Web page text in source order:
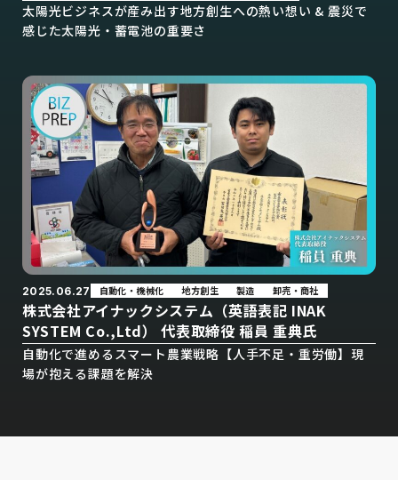
太陽光ビジネスが産み出す地方創生への熱い想い & 震災で
感じた太陽光・蓄電池の重要さ
2025.06.27 自動化・機械化 地方創生 製造 卸売・商社
株式会社アイナックシステム（英語表記 INAK
SYSTEM Co.,Ltd） 代表取締役 稲員 重典氏
自動化で進めるスマート農業戦略【人手不足・重労働】現
場が抱える課題を解決